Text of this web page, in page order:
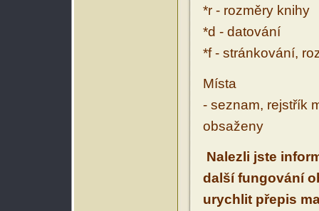
*r - rozměry knihy
*d - datování
*f - stránkování,
Místa
- seznam, rejstřík
obsaženy
Nalezli jste
další fungování
urychlit přepis